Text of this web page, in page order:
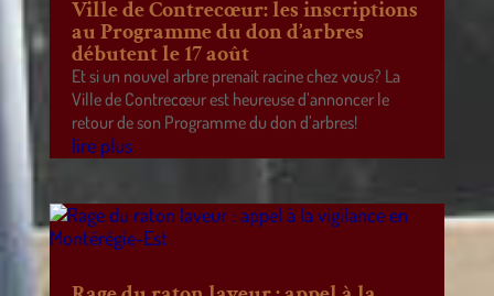
Ville de Contrecœur: les inscriptions
au Programme du don d’arbres
débutent le 17 août
Et si un nouvel arbre prenait racine chez vous? La
Ville de Contrecœur est heureuse d’annoncer le
retour de son Programme du don d’arbres!
lire plus